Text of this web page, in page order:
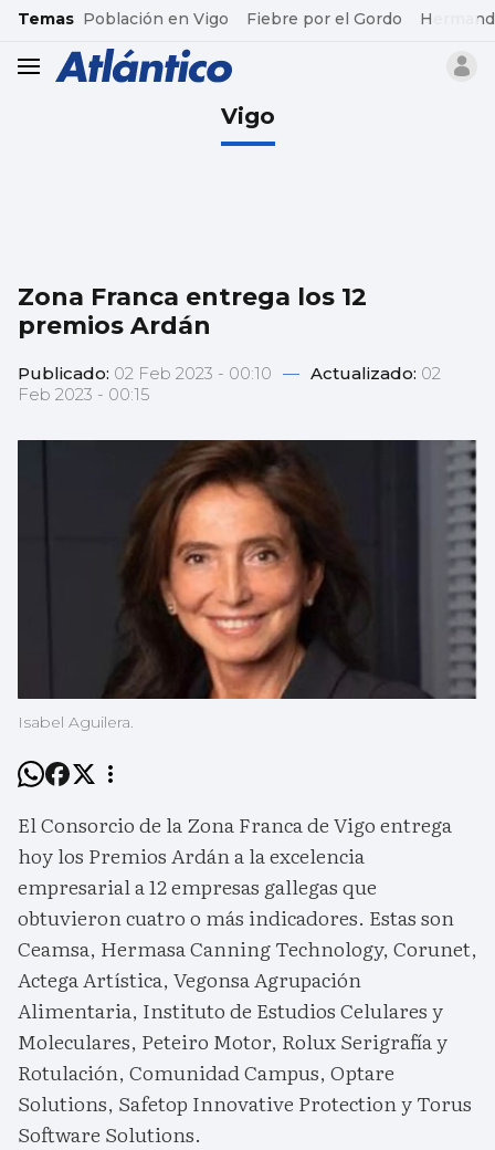
common.go-to-content
Temas Población en Vigo Fiebre por el Gordo
header.menu.open
Vigo
Zona Franca entrega los 12
premios Ardán
Publicado: 02 Feb 2023 - 00:10 — Actualizado: 02
Feb 2023 - 00:15
Isabel Aguilera.
El Consorcio de la Zona Franca de Vigo entrega
hoy los Premios Ardán a la excelencia
empresarial a 12 empresas gallegas que
obtuvieron cuatro o más indicadores. Estas son
Ceamsa, Hermasa Canning Technology, Corunet,
Actega Artística, Vegonsa Agrupación
Alimentaria, Instituto de Estudios Celulares y
Moleculares, Peteiro Motor, Rolux Serigrafía y
Rotulación, Comunidad Campus, Optare
Solutions, Safetop Innovative Protection y Torus
Software Solutions.